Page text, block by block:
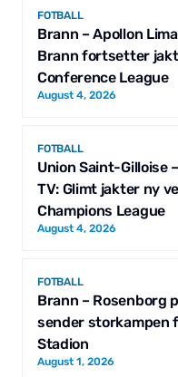
FOTBALL
Brann – Apollon
Brann fortsetter
Conference League
August 4, 2026
FOTBALL
Union Saint-Gilloise
TV: Glimt jakter ny
Champions League
August 4, 2026
FOTBALL
Brann – Rosenborg
sender storkampen
Stadion
August 1, 2026